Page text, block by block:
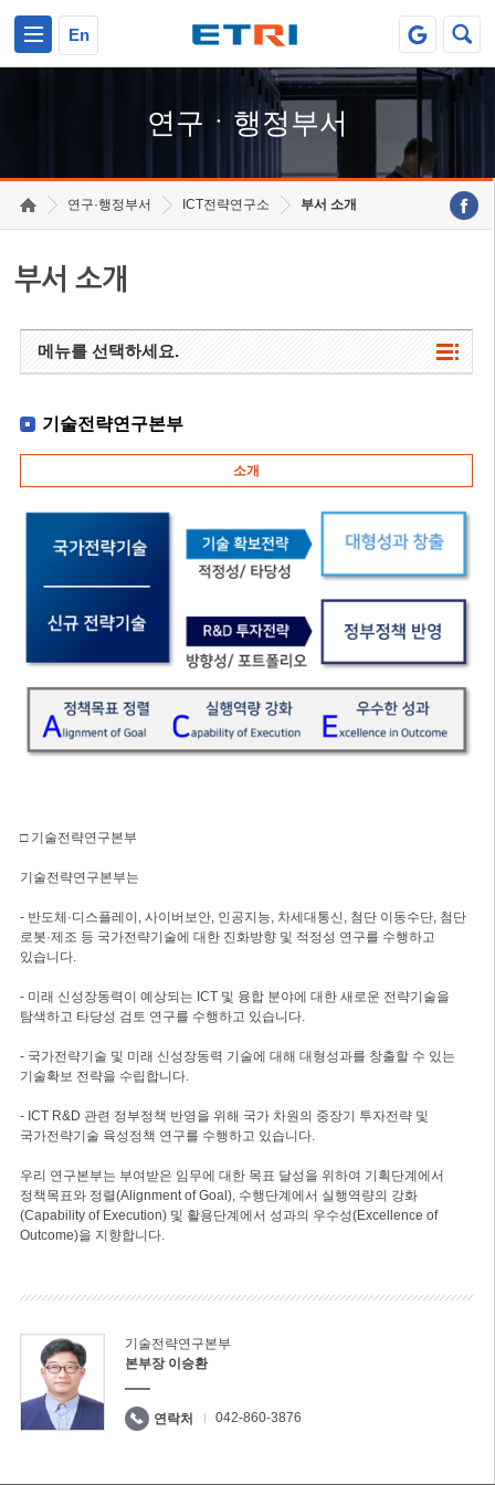
En
연구ㆍ행정부서
연구·행정부서 ICT전략연구소 부서 소개
부서 소개
메뉴를 선택하세요.
기술전략연구본부
소개
□ 기술전략연구본부
기술전략연구본부는
- 반도체·디스플레이, 사이버보안, 인공지능, 차세대통신, 첨단 이동수단, 첨단
로봇·제조 등 국가전략기술에 대한 진화방향 및 적정성 연구를 수행하고
있습니다.
- 미래 신성장동력이 예상되는 ICT 및 융합 분야에 대한 새로운 전략기술을
탐색하고 타당성 검토 연구를 수행하고 있습니다.
- 국가전략기술 및 미래 신성장동력 기술에 대해 대형성과를 창출할 수 있는
기술확보 전략을 수립합니다.
- ICT R&D 관련 정부정책 반영을 위해 국가 차원의 중장기 투자전략 및
국가전략기술 육성정책 연구를 수행하고 있습니다.
우리 연구본부는 부여받은 임무에 대한 목표 달성을 위하여 기획단계에서
정책목표와 정렬(Alignment of Goal), 수행단계에서 실행역량의 강화
(Capability of Execution) 및 활용단계에서 성과의 우수성(Excellence of
Outcome)을 지향합니다.
기술전략연구본부
본부장 이승환
연락처 042-860-3876